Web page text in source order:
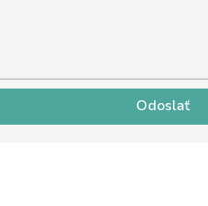
Odoslať